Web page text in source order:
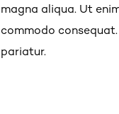
magna aliqua. Ut
commodo
pariatur.